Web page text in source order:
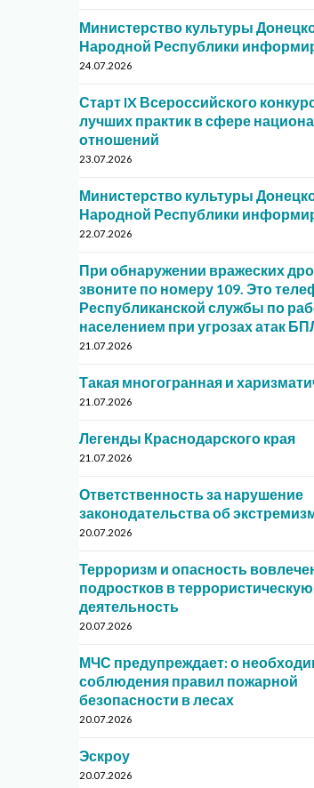
Министерство культуры
Народной Республики
24.07.2026
Старт IX Всероссийского
лучших практик в сфере
отношений
23.07.2026
Министерство культуры
Народной Республики
22.07.2026
При обнаружении вражеских
звоните по номеру 109. Это
Республиканской службы по
населением при угрозах атак
21.07.2026
Такая многогранная и
21.07.2026
Легенды Краснодарского края
21.07.2026
Ответственность за нарушение
законодательства об
20.07.2026
Терроризм и опасность
подростков в террористическую
деятельность
20.07.2026
МЧС предупреждает: о
соблюдения правил пожарной
безопасности в лесах
20.07.2026
Эскроу
20.07.2026